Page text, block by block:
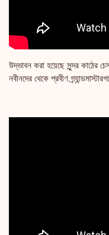
উদ্ভাবন করা হয়েছে সুন্দর কাঠের
নবীনদের থেকে প্রবীণ